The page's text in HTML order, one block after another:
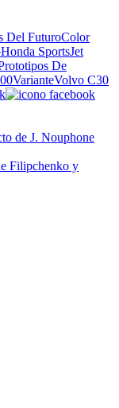
Del FuturoColor
Honda SportsJet
De
VarianteVolvo C30
de J. Nouphone
Filipchenko y